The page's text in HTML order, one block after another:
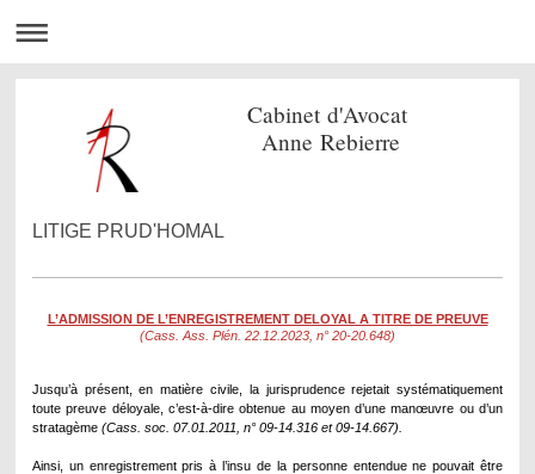
Cabinet d'Avocat
Anne Rebierre
LITIGE PRUD'HOMAL
L’ADMISSION DE L’ENREGISTREMENT DELOYAL A TITRE DE PREUVE
(Cass. Ass. Plén. 22.12.2023, n° 20-20.648)
Jusqu’à présent, en matière civile,
la jurisprudence rejetait systématiquement
toute preuve déloyale, c’est-à-dire obtenue au moyen d’une manœuvre ou d’un
stratagème (Cass. soc. 07.01.2011, n° 09-14.316 et 09-14.667).
Ainsi, un enregistrement pris à l’insu de la personne entendue ne pouvait être